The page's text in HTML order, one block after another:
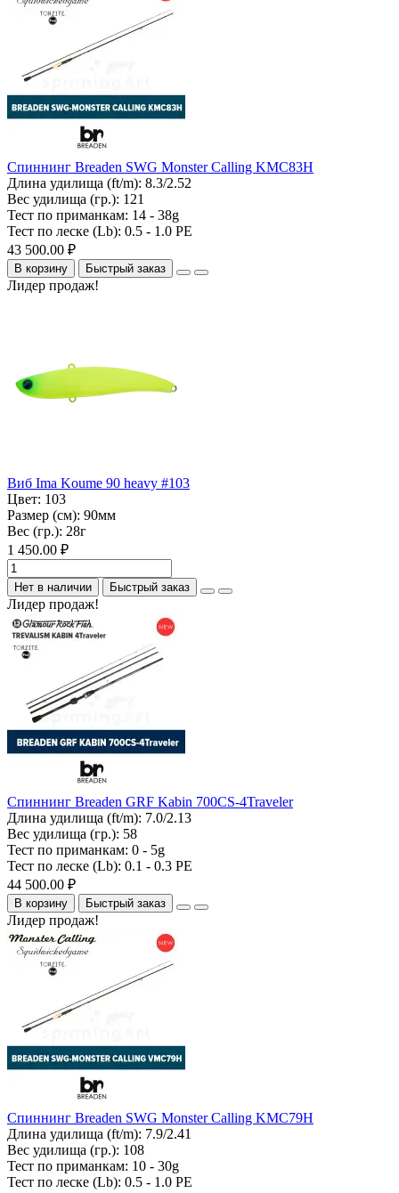
Спиннинг Breaden SWG Monster Calling KMC83H
Длина удилища (ft/m): 8.3/2.52
Вес удилища (гр.): 121
Тест по приманкам: 14 - 38g
Тест по леске (Lb): 0.5 - 1.0 PE
43 500.00 ₽
В корзину Быстрый заказ
Лидер продаж!
Виб Ima Koume 90 heavy #103
Цвет: 103
Размер (см): 90мм
Вес (гр.): 28г
1 450.00 ₽
Нет в наличии Быстрый заказ
Лидер продаж!
Спиннинг Breaden GRF Kabin 700CS-4Traveler
Длина удилища (ft/m): 7.0/2.13
Вес удилища (гр.): 58
Тест по приманкам: 0 - 5g
Тест по леске (Lb): 0.1 - 0.3 PE
44 500.00 ₽
В корзину Быстрый заказ
Лидер продаж!
Спиннинг Breaden SWG Monster Calling KMC79H
Длина удилища (ft/m): 7.9/2.41
Вес удилища (гр.): 108
Тест по приманкам: 10 - 30g
Тест по леске (Lb): 0.5 - 1.0 PE